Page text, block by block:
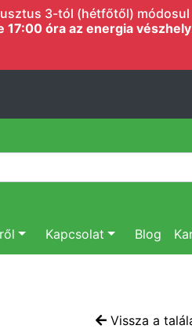
3-tól (hétfőtől)
óra az energia
Kapcsolat Blog
Vissza a